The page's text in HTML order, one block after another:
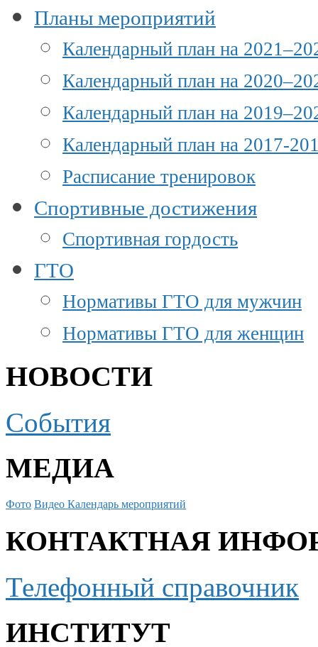
Планы мероприятий
Календарный план на
Календарный план на
Календарный план на
Календарный план на 2017-
Расписание тренировок
Спортивные достижения
Спортивная гордость
ГТО
Нормативы ГТО для мужчин
Нормативы ГТО для женщин
НОВОСТИ
События
МЕДИА
Фото Видео Календарь мероприятий
КОНТАКТНАЯ
Телефонный справочник
ИНСТИТУТ